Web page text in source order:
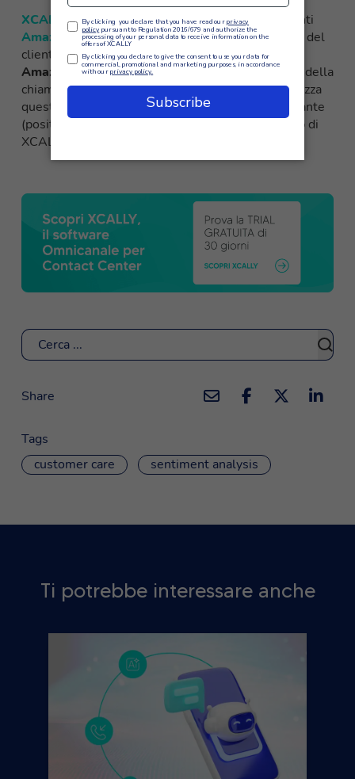
XCALLY, attraverso l’integrazione con gli strumenti
Amazon AWS, permette di ottenere il sentiment del
cliente di ogni chiamata registrata sul software:
Amazon Transcribecrea la trascrizione del testo della
chiamata registrata eAmazon Comprehendanalizza
questa trascrizione e fornendo il sentiment risultante
(positivo, negativo, neutro e misto) nella GUI web di
XCALLY Motion.
Cerca
Share
Tags
customer care
sentiment analysis
Ti potrebbe interessare anche